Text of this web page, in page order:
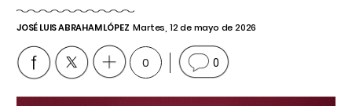
JOSÉ LUIS ABRAHAM LÓPEZ Martes, 12 de mayo de 2026
0 0